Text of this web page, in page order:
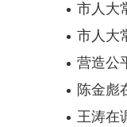
市人大
市人大
营造公
陈金彪
王涛在